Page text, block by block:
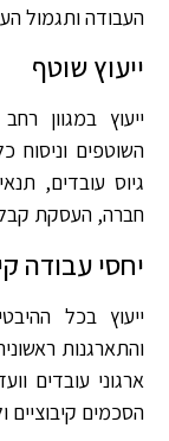
העבודה ותגמול
ייעוץ שוטף
ייעוץ במגוון
השוטפים וניסוח
גיוס עובדים,
חברה, העסקת
יחסי עבודה
ייעוץ בכל
והתארגנות
ארגוני עובדים
הסכמים קיבוציים